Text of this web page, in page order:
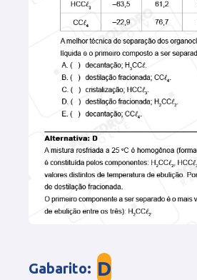
Gabarito: D